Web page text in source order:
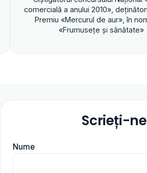
a anului 2010», deţinătorul Marelui
«Mercurul de aur», în nominaţia
«Frumuseţe şi sănătate»
Scrieți-ne
Nume